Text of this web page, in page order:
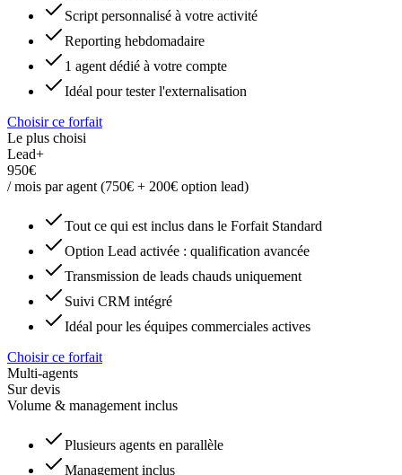
Script personnalisé à votre activité
Reporting hebdomadaire
1 agent dédié à votre compte
Idéal pour tester l'externalisation
Choisir ce forfait
Le plus choisi
Lead+
950€
/ mois par agent (750€ + 200€ option lead)
Tout ce qui est inclus dans le Forfait Standard
Option Lead activée : qualification avancée
Transmission de leads chauds uniquement
Suivi CRM intégré
Idéal pour les équipes commerciales actives
Choisir ce forfait
Multi-agents
Sur devis
Volume & management inclus
Plusieurs agents en parallèle
Management inclus